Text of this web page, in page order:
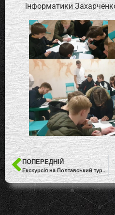
інформатики
ПОПЕРЕДНІЙ
Екскурсія на Полтавський турбомеханічний завод